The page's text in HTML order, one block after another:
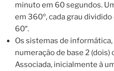
minuto em 60 segundos.
em 360º, cada grau
60″.
Os sistemas de informática,
numeração de base 2 (dois)
Associada, inicialmente à